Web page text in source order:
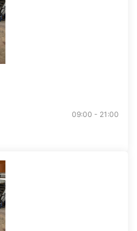
09:00 - 21:00